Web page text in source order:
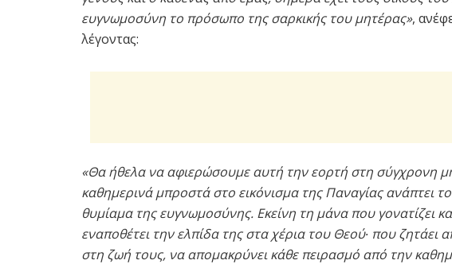
ευγνωμοσύνη το πρόσωπο της σαρκικής του μητέρας»,
λέγοντας:
«Θα ήθελα να αφιερώσουμε αυτή την εορτή στη σύγχρονη
καθημερινά μπροστά στο εικόνισμα της Παναγίας ανάπτει το
θυμίαμα της ευγνωμοσύνης. Εκείνη τη μάνα που γονατίζει
εναποθέτει την ελπίδα της στα χέρια του Θεού∙ που
στη ζωή τους, να απομακρύνει κάθε πειρασμό από την